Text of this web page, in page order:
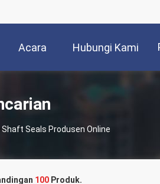
Acara Hubungi Kami
Seals Produsen Online
100 Produk.